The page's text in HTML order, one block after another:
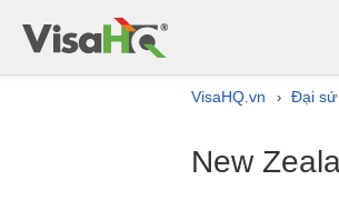
VisaHQ.vn › Đại sứ
New